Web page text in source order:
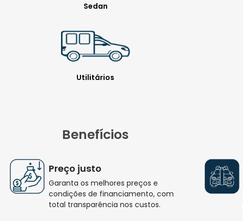
Sedan
Utilitários
Benefícios
Preço justo
Garanta os melhores preços e
condições de financiamento, com
total transparência nos custos.